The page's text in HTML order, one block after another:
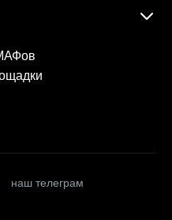
наш телеграм